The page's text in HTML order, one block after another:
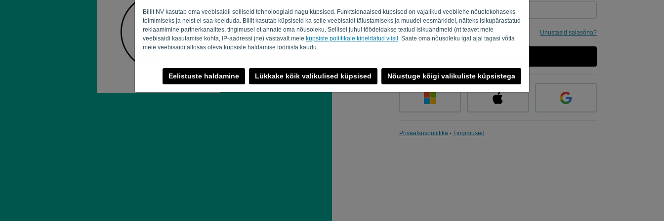
Billit NV kasutab oma veebisaidil selliseid tehnoloogiaid nagu küpsised. Funktsionaalsed küpsised on vajalikud veebilehe nõuetekohaseks
toimimiseks ja neist ei saa keelduda. Billit kasutab küpsiseid ka selle veebisaidi täiustamiseks ja muudel eesmärkidel, näiteks isikupärastatud
reklaamimine partnerkanalites, tingimusel et annate oma nõusoleku. Sellisel juhul töödeldakse teatud isikuandmeid (nt teavet meie
veebisaidi kasutamise kohta, IP-aadressi jne) vastavalt meie küpsiste poliitikale kirjeldatud viisil . Saate oma nõusoleku igal ajal tagasi võtta
meie veebisaidi allosas oleva küpsiste haldamise tööriista kaudu.
Eelistuste haldamine Lükkake kõik valikulised küpsised Nõustuge kõigi valikuliste küpsistega
Tuleta mulle meelde Unustasid salasõna?
Privaatsuspoliitika - Tingimused